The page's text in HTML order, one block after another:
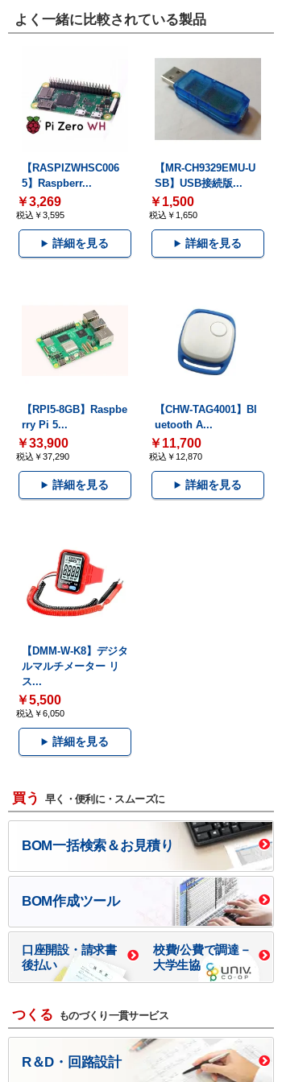
よく一緒に比較されている製品
【RASPIZWHSC006
5】Raspberr...
￥3,269
税込￥3,595
詳細を見る
【MR-CH9329EMU-U
SB】USB接続版...
￥1,500
税込￥1,650
詳細を見る
【RPI5-8GB】Raspbe
rry Pi 5...
￥33,900
税込￥37,290
詳細を見る
【CHW-TAG4001】Bl
uetooth A...
￥11,700
税込￥12,870
詳細を見る
【DMM-W-K8】デジタ
ルマルチメーター リ
ス...
￥5,500
税込￥6,050
詳細を見る
買う 早く・便利に・スムーズに
BOM一括検索＆お見積り
BOM作成ツール
口座開設・請求書
後払い
校費/公費で調達－
大学生協
つくる ものづくり一貫サービス
R＆D・回路設計